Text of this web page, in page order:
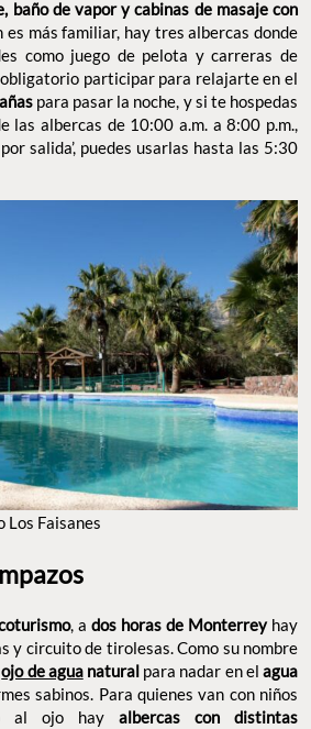
baño de vapor y cabinas de masaje con
es más familiar, hay tres albercas donde
como juego de pelota y carreras de
obligatorio participar para relajarte en el
para pasar la noche, y si te hospedas
las albercas de 10:00 a.m. a 8:00 p.m.,
salida’, puedes usarlas hasta las 5:30
Los Faisanes
, a dos horas de Monterreyhay
y circuito de tirolesas. Como su nombre
ojo de aguanaturalpara nadar en elagua
sabinos. Para quienes van con niños
al ojo hay albercas con distintas